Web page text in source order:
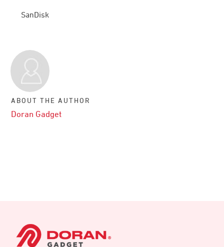
SanDisk
ABOUT THE AUTHOR
Doran Gadget